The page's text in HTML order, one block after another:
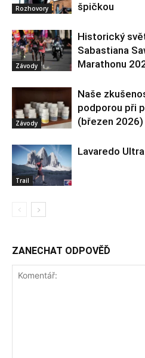
Rozhovory
špičkou
Závody
Historický
Sabastiana
Marathonu
Závody
Naše
podporou při
(březen 2026)
Trail
Lavaredo
ZANECHAT ODPOVĚĎ